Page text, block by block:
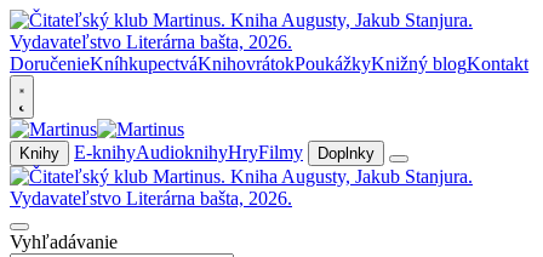
DoručenieKníhkupectváKnihovrátokPoukážkyKnižný blogKontakt
Knihy E-knihyAudioknihyHryFilmy Doplnky
Vyhľadávanie